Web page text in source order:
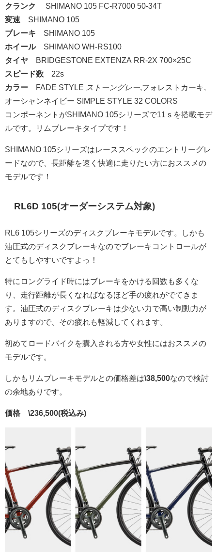
クランク
SHIMANO 105 FC-R7000 50-34T
変速 SHIMANO 105
ブレーキ SHIMANO 105
ホイールSHIMANO WH-RS100
タイヤ BRIDGESTONE EXTENZA RR-2X 700×25C
スピード数 22s
カラー
FADE STYLE ストーングレー,フォレストカーキ,
オーシャンネイビー SIMPLE STYLE 32 COLORS
コンポーネントがSHIMANO 105シリーズで11ｓを搭載モデ
ルです。リムブレーキタイプです！
SHIMANO 105シリーズはレーススペックのエントリーグレ
ードなので、長距離を速く快適に走りたい方におススメの
モデルです！
RL6D 105(オーダーシステム対象)
RL6 105シリーズのディスクブレーキモデルです。しかも
油圧式のディスクブレーキなのでブレーキコントロールが
とてもしやすいですよっ！
特にロングライド時にはブレーキをかける回数も多くな
り、走行距離が長くなればなるほど手の疲れがでてきま
す。油圧式のディスクブレーキは少ない力で高い制動力が
ありますので、その疲れも軽減してくれます。
初めてロードバイクを購入される方や女性にはおススメの
モデルです。
しかもリムブレーキモデルとの価格差は\38,500なので検討
の余地ありです。
価格 \236,500(税込み)